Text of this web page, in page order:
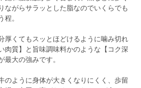
ながらサラッとした脂なのでいくらでも
程。
厚くてもスッとほどけるように噛み切れ
肉質】と旨味調味料かのような【コク深
最大の強みです。
のように身体が大きくなりにくく、歩留